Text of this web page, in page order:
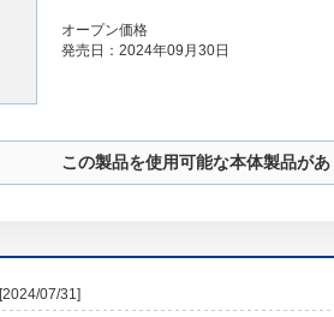
オープン価格
発売日：2024年09月30日
この製品を使用可能な本体製品が
[2024/07/31]